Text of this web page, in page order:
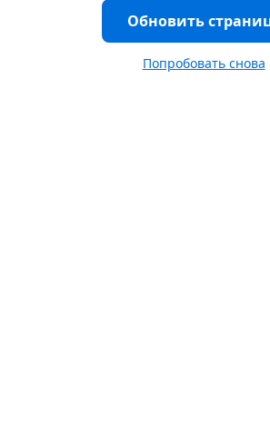
Обновить
Попробовать снова